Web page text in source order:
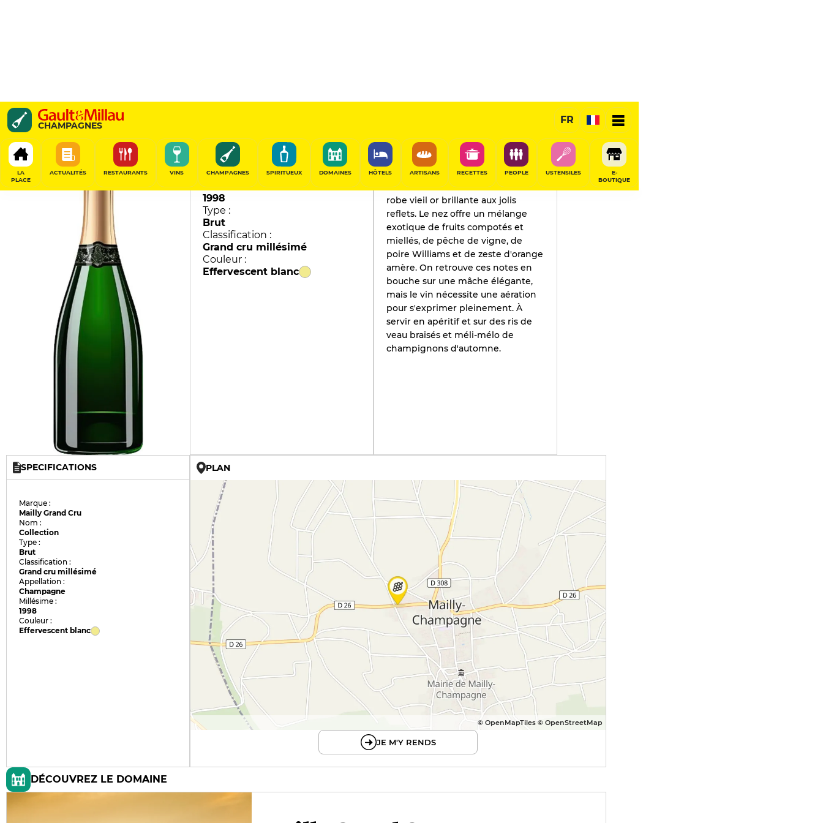
CHAMPAGNES
FR
LA
PLACE
ACTUALITÉS RESTAURANTS VINS CHAMPAGNES SPIRITUEUX DOMAINES HÔTELS ARTISANS RECETTES PEOPLE USTENSILES
E-
BOUTIQUE
Collection
Mailly Grand Cru
PARTAGER
93/100
Champagne
Millésime :
1998
Type :
Brut
Classification :
Grand cru millésimé
Couleur :
Effervescent blanc
L'AVIS DE GAULT&MILLAU
2018
Ce vin solaire truffé affiche une
robe vieil or brillante aux jolis
reflets. Le nez offre un mélange
exotique de fruits compotés et
miellés, de pêche de vigne, de
poire Williams et de zeste d'orange
amère. On retrouve ces notes en
bouche sur une mâche élégante,
mais le vin nécessite une aération
pour s'exprimer pleinement. À
servir en apéritif et sur des ris de
veau braisés et méli-mélo de
champignons d'automne.
SPECIFICATIONS
Marque :
Mailly Grand Cru
Nom :
Collection
Type :
Brut
Classification :
Grand cru millésimé
Appellation :
Champagne
Millésime :
1998
Couleur :
Effervescent blanc
PLAN
© OpenMapTiles © OpenStreetMap
JE M'Y RENDS
DÉCOUVREZ LE DOMAINE